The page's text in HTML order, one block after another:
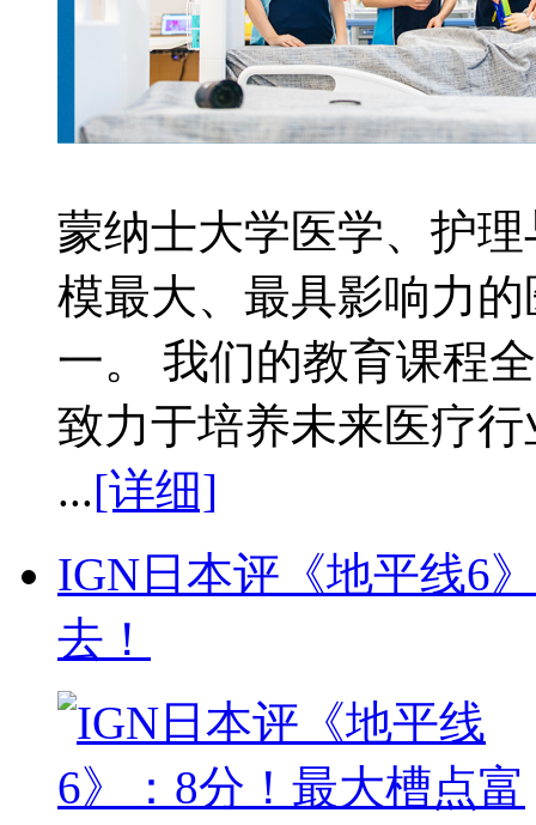
蒙纳士大学医学、护
模最大、最具影响力
一。 我们的教育课程
致力于培养未来医疗
...[详细]
IGN日本评《地平线6
去！